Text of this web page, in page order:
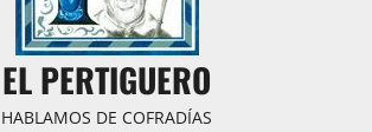
EL PERTIGUERO
HABLAMOS DE COFRADÍAS